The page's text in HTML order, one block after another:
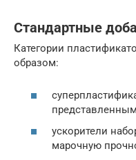
Стандартные
Категории
образом:
ускорители
марочную